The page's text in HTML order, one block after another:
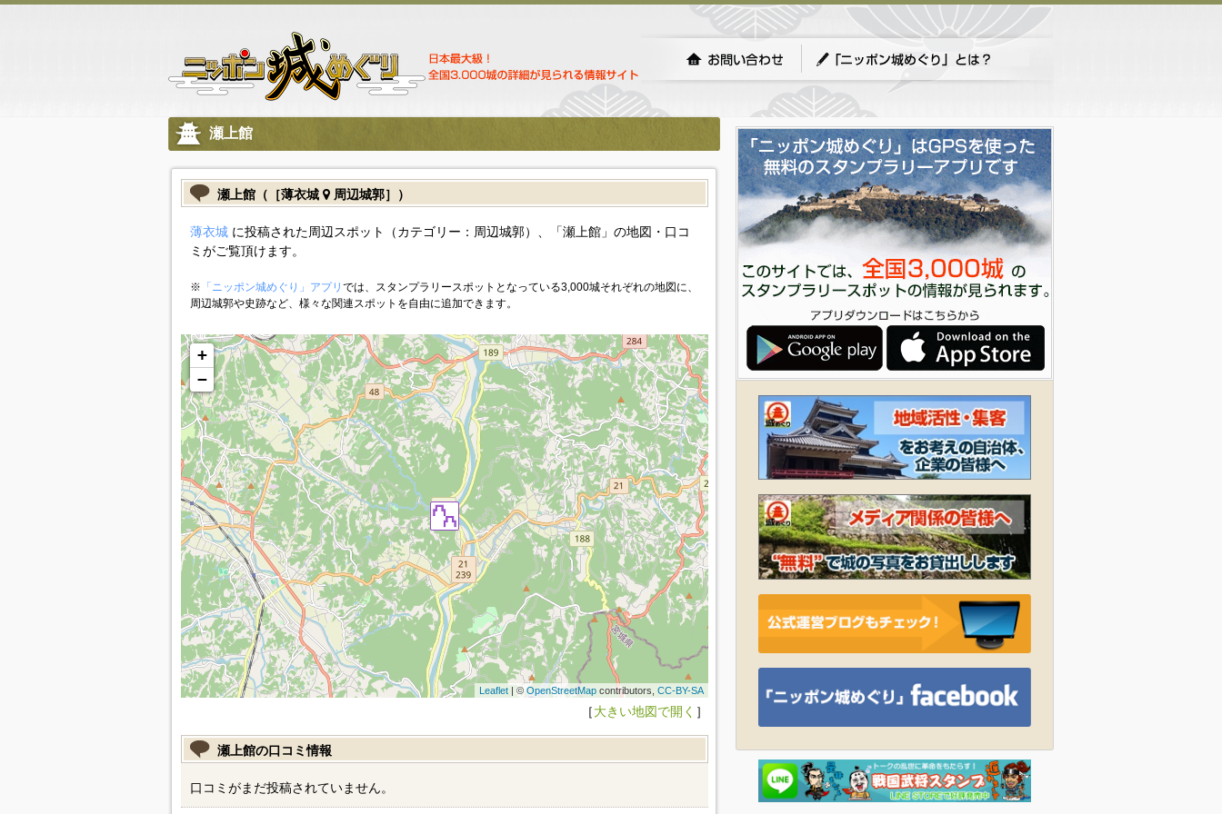
瀬上館
瀬上館（［薄衣城 周辺城郭］）
薄衣城に投稿された周辺スポット（カテゴリー：周辺城郭）、「瀬上館」の地図・口コ
ミがご覧頂けます。
※ 「ニッポン城めぐり」アプリ では、スタンプラリースポットとなっている3,000城それぞれの地図に、
周辺城郭や史跡など、様々な関連スポットを自由に追加できます。
+
−
Leaflet| © OpenStreetMapcontributors, CC-BY-SA
［大きい地図で開く ］
瀬上館の口コミ情報
口コミがまだ投稿されていません。